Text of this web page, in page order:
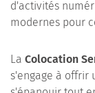
d'activités
modernes pour
La Colocation
s'engage à offrir